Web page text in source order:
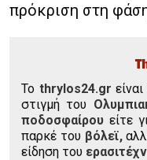
πρόκριση στη
To thrylos24.gr
στιγμή του
ποδοσφαίρου είτε
παρκέ του βόλεϊ,
είδηση του